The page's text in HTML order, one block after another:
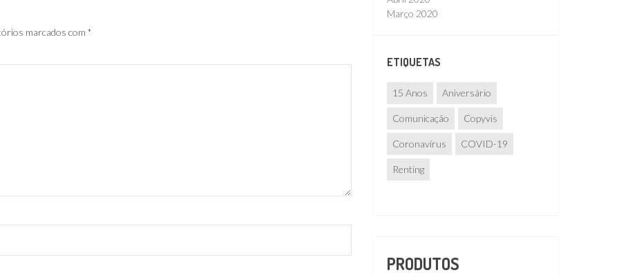
marcados com *
Março 2020
ETIQUETAS
15 Anos Aniversário
Comunicação Copyvis
Coronavírus COVID-19
Renting
PRODUTOS